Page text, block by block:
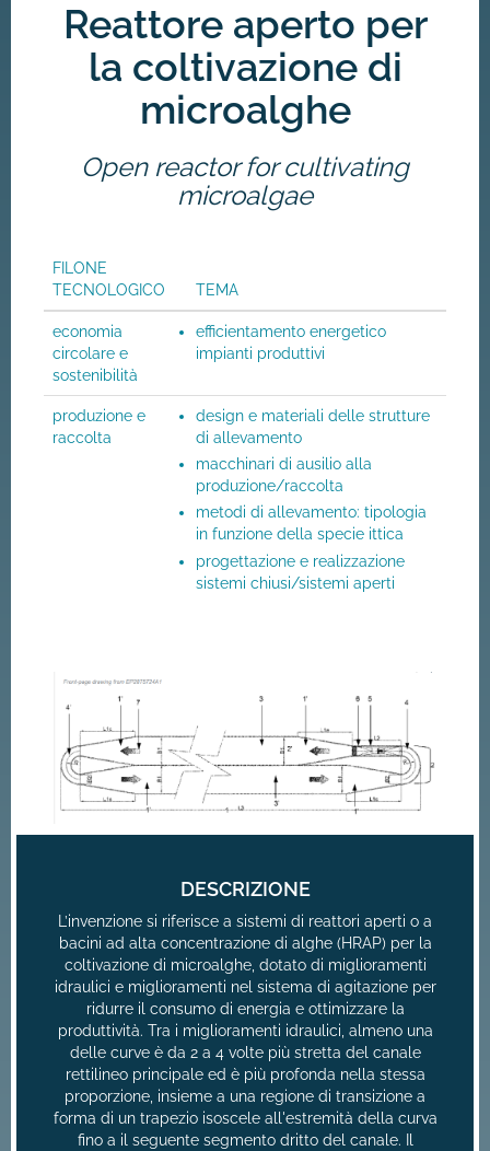
Reattore aperto per
la coltivazione di
microalghe
Open reactor for cultivating
microalgae
FILONE
TECNOLOGICO
TEMA
economia
circolare e
sostenibilità
efficientamento energetico
impianti produttivi
produzione e
raccolta
design e materiali delle strutture
di allevamento
macchinari di ausilio alla
produzione/raccolta
metodi di allevamento: tipologia
in funzione della specie ittica
progettazione e realizzazione
sistemi chiusi/sistemi aperti
DESCRIZIONE
L’invenzione si riferisce a sistemi di reattori aperti o a
bacini ad alta concentrazione di alghe (HRAP) per la
coltivazione di microalghe, dotato di miglioramenti
idraulici e miglioramenti nel sistema di agitazione per
ridurre il consumo di energia e ottimizzare la
produttività. Tra i miglioramenti idraulici, almeno una
delle curve è da 2 a 4 volte più stretta del canale
rettilineo principale ed è più profonda nella stessa
proporzione, insieme a una regione di transizione a
forma di un trapezio isoscele all'estremità della curva
fino a il seguente segmento dritto del canale. Il